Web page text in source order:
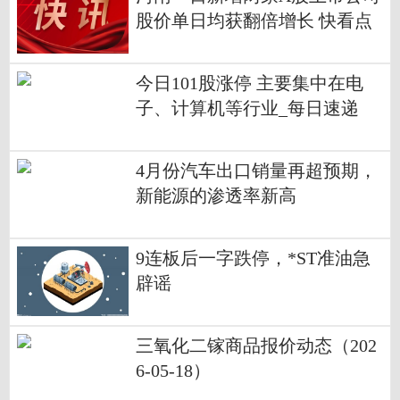
股价单日均获翻倍增长 快看点
今日101股涨停 主要集中在电
子、计算机等行业_每日速递
4月份汽车出口销量再超预期，
新能源的渗透率新高
9连板后一字跌停，*ST准油急
辟谣
三氧化二镓商品报价动态（202
6-05-18）